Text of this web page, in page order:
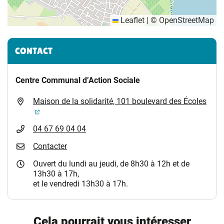
Leaflet | © OpenStreetMap
Informations complémentaires
CONTACT
Centre Communal d’Action Sociale
Maison de la solidarité, 101 boulevard des Écoles
(ouverture dans un nouvel onglet)
04 67 69 04 04
Contacter
Ouvert du lundi au jeudi, de 8h30 à 12h et de
13h30 à 17h,
et le vendredi 13h30 à 17h.